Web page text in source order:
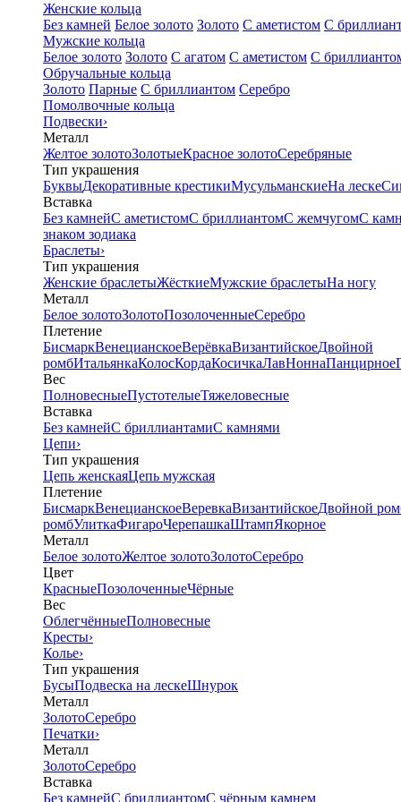
Женские кольца
Без камней Белое золото Золото С аметистом С
Мужские кольца
Белое золото Золото С агатом С аметистом С
Обручальные кольца
Золото Парные С бриллиантом Серебро
Помолвочные кольца
Подвески›
Металл
Желтое золотоЗолотыеКрасное золотоСеребряные
Тип украшения
БуквыДекоративные крестикиМусульманскиеНа леске
Вставка
Без камнейС аметистомС бриллиантомС жемчугомС
знаком зодиака
Браслеты›
Тип украшения
Женские браслетыЖёсткиеМужские браслетыНа ногу
Металл
Белое золотоЗолотоПозолоченныеСеребро
Плетение
БисмаркВенецианскоеВерёвкаВизантийскоеДвойной
ромбИтальянкаКолосКордаКосичкаЛавНоннаПанцирное
Вес
ПолновесныеПустотелыеТяжеловесные
Вставка
Без камнейС бриллиантамиС камнями
Цепи›
Тип украшения
Цепь женскаяЦепь мужская
Плетение
БисмаркВенецианскоеВеревкаВизантийскоеДвойной
ромбУлиткаФигароЧерепашкаШтампЯкорное
Металл
Белое золотоЖелтое золотоЗолотоСеребро
Цвет
КрасныеПозолоченныеЧёрные
Вес
ОблегчённыеПолновесные
Кресты›
Колье›
Тип украшения
БусыПодвеска на лескеШнурок
Металл
ЗолотоСеребро
Печатки›
Металл
ЗолотоСеребро
Вставка
Без камнейС бриллиантомС чёрным камнем